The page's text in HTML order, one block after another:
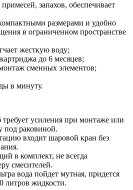
запахов, обеспечивает
размерами и удобно
в ограниченном пространстве
жесткую воду;
до 6 месяцев;
сменных элементов;
в минуту.
требует усиления при монтаже или
под раковиной.
входит шаровой кран без
в комплект, не всегда
смесителей.
вода пойдет мутная, придется
литров жидкости.